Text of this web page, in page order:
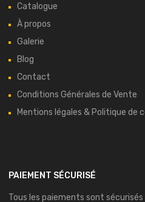
Catalogue
À propos
Galerie
Blog
Contact
Conditions Générales de Vente
Mentions légales & Politique de
PAIEMENT SÉCURISÉ
Tous les paiements sont sécurisés